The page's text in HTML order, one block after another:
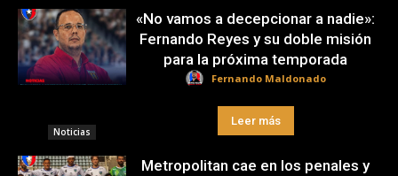
Noticias
«No vamos a decepcionar a nadie»:
Fernando Reyes y su doble misión
para la próxima temporada
Fernando Maldonado
Leer más
Metropolitan cae en los penales y